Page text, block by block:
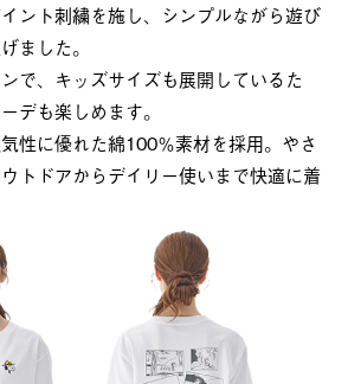
ント刺繍を施し、シンプルながら遊び
ました。
で、キッズサイズも展開しているた
デも楽しめます。
性に優れた綿100％素材を採用。やさ
トドアからデイリー使いまで快適に着